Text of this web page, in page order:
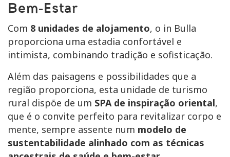
Bem-Estar
Com 8 unidades de alojamento, o in Bulla
proporciona uma estadia confortável e
intimista, combinando tradição e sofisticação.
Além das paisagens e possibilidades que a
região proporciona, esta unidade de turismo
rural dispõe de um SPA de inspiração oriental,
que é o convite perfeito para revitalizar corpo e
mente, sempre assente num modelo de
sustentabilidade alinhado com as técnicas